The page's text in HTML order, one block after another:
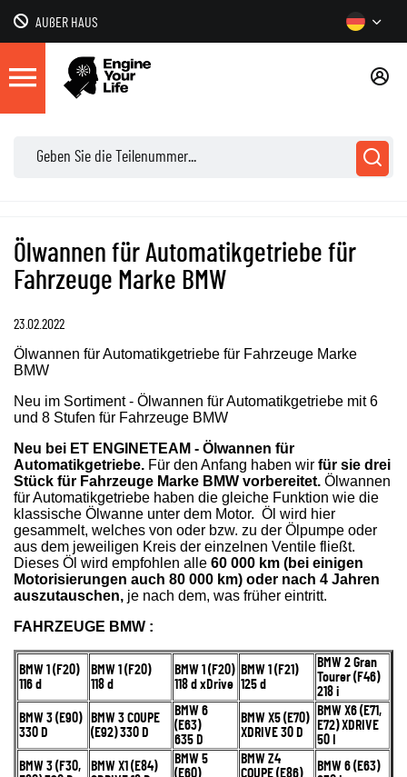
AUßER HAUS
Ölwannen für Automatikgetriebe für
Fahrzeuge Marke BMW
23.02.2022
Ölwannen für Automatikgetriebe für Fahrzeuge Marke
BMW
Neu im Sortiment - Ölwannen für Automatikgetriebe mit 6
und 8 Stufen für Fahrzeuge BMW
Neu bei ET ENGINETEAM - Ölwannen für
Automatikgetriebe. Für den Anfang haben wir für sie drei
Stück für Fahrzeuge Marke BMW vorbereitet. Ölwannen
für Automatikgetriebe haben die gleiche Funktion wie die
klassische Ölwanne unter dem Motor. Öl wird hier
gesammelt, welches von oder bzw. zu der Ölpumpe oder
aus dem jeweiligen Kreis der einzelnen Ventile fließt.
Dieses Öl wird empfohlen alle 60 000 km (bei einigen
Motorisierungen auch 80 000 km) oder nach 4 Jahren
auszutauschen, je nach dem, was früher eintritt.
FAHRZEUGE BMW :
BMW 1 (F20)
116 d
BMW 1 (F20)
118 d
BMW 1 (F20)
118 d xDrive
BMW 1 (F21)
125 d
BMW 2 Gran
Tourer (F46)
218 i
BMW 3 (E90)
330 D
BMW 3 COUPE
(E92) 330 D
BMW 6
(E63)
635 D
BMW X5 (E70)
XDRIVE 30 D
BMW X6 (E71,
E72) XDRIVE
50 I
BMW 3 (F30,
BMW X1 (E84)
BMW 5
(E60)
BMW Z4
COUPE (E86)
BMW 6 (E63)